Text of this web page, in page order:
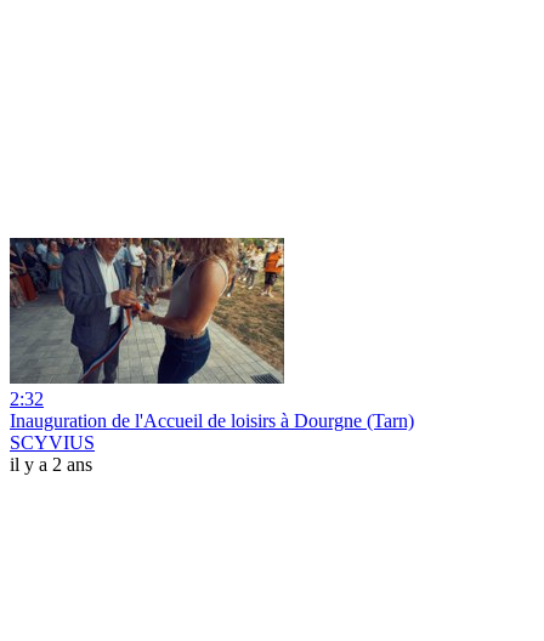
2:32
Inauguration de l'Accueil de loisirs à Dourgne (Tarn)
SCYVIUS
il y a 2 ans